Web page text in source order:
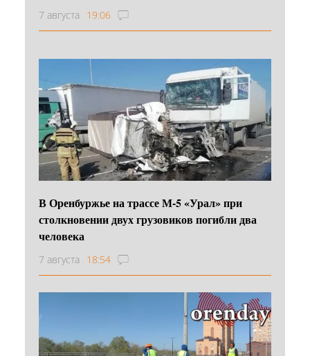
7 августа 19:06
В Оренбуржье на трассе М-5 «Урал» при
столкновении двух грузовиков погибли два
человека
7 августа 18:54